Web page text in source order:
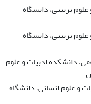
تربیتی، دانشگاه
تربیتی، دانشگاه
دانشکده ادبیات و علوم
و علوم انسانی، دانشگاه